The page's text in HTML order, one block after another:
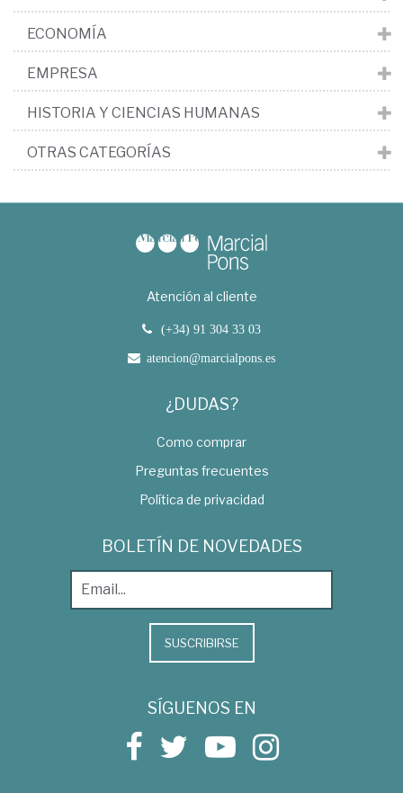
ECONOMÍA
EMPRESA
HISTORIA Y CIENCIAS HUMANAS
OTRAS CATEGORÍAS
Atención al cliente
(+34) 91 304 33 03
atencion@marcialpons.es
¿DUDAS?
Como comprar
Preguntas frecuentes
Política de privacidad
BOLETÍN DE NOVEDADES
SUSCRIBIRSE
SÍGUENOS EN